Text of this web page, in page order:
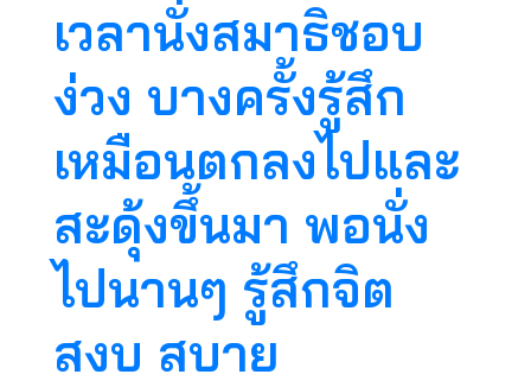
เวลานั่งสมาธิชอบ
ง่วง บางครั้งรู้สึก
เหมือนตกลงไปและ
สะดุ้งขึ้นมา พอนั่ง
ไปนานๆ รู้สึกจิต
สงบ สบาย